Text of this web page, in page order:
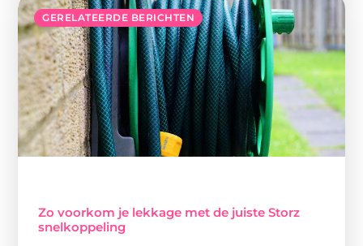
GERELATEERDE BERICHTEN
Zo voorkom je lekkage met de juiste Storz
snelkoppeling